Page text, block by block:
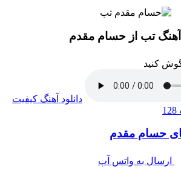
تب از حسام مقدم
گوش کنید
دانلود آهنگ کیفیت
حسام مقدم
ارسال به واتس آپ